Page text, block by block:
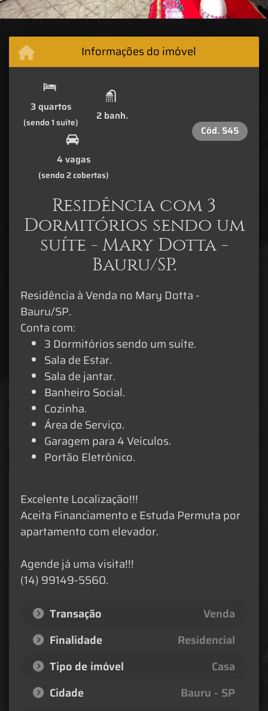
Informações do imóvel
3 quartos
(sendo 1 suíte) 2 banh.
4 vagas
(sendo 2 cobertas)
Cód. 545
Residência com 3
Dormitórios sendo um
suíte - Mary Dotta -
Bauru/SP.
Residência à Venda no Mary Dotta -
Bauru/SP.
Conta com:
3 Dormitórios sendo um suíte.
Sala de Estar.
Sala de jantar.
Banheiro Social.
Cozinha.
Área de Serviço.
Garagem para 4 Veículos.
Portão Eletrônico.
Excelente Localização!!!
Aceita Financiamento e Estuda Permuta por
apartamento com elevador.
Agende já uma visita!!!
(14) 99149-5560.
Transação
Venda
Finalidade
Residencial
Tipo de imóvel
Casa
Cidade
Bauru - SP